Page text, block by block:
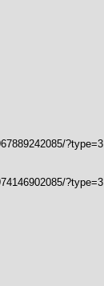
?type=3
?type=3